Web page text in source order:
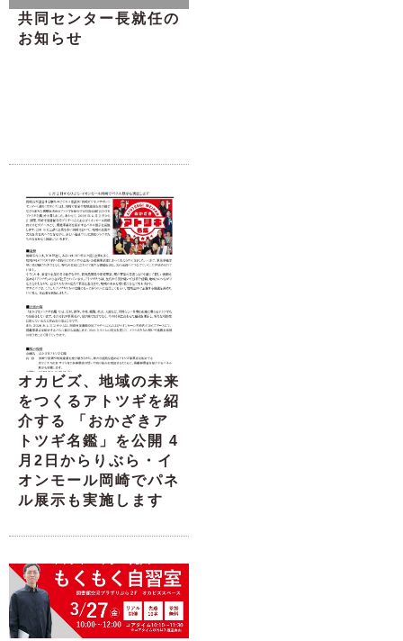
共同センター長就任の
お知らせ
オカビズ、地域の未来
をつくるアトツギを紹
介する 「おかざきア
トツギ名鑑」を公開 4
月2日からりぶら・イ
オンモール岡崎でパネ
ル展示も実施します